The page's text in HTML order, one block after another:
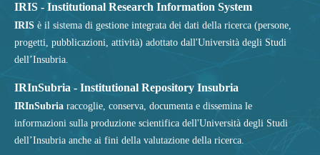
IRIS - Institutional Research Information System
IRIS è il sistema di gestione integrata dei dati della ricerca (persone,
progetti, pubblicazioni, attività) adottato dall'Università degli Studi
dell’Insubria.
IRInSubria - Institutional Repository Insubria
IRInSubria raccoglie, conserva, documenta e dissemina le
informazioni sulla produzione scientifica dell'Università degli Studi
dell’Insubria anche ai fini della valutazione della ricerca.